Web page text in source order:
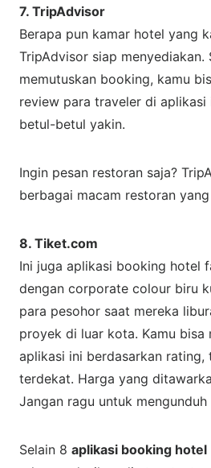
7. TripAdvisor
Berapa pun kamar hotel yang
TripAdvisor siap menyediakan.
memutuskan booking, kamu
review para traveler di aplikasi
betul-betul yakin.
Ingin pesan restoran saja?
berbagai macam restoran
8. Tiket.com
Ini juga aplikasi booking hotel
dengan corporate colour biru
para pesohor saat mereka
proyek di luar kota. Kamu bisa
aplikasi ini berdasarkan rating,
terdekat. Harga yang
Jangan ragu untuk
Selain 8 aplikasi booking hotel